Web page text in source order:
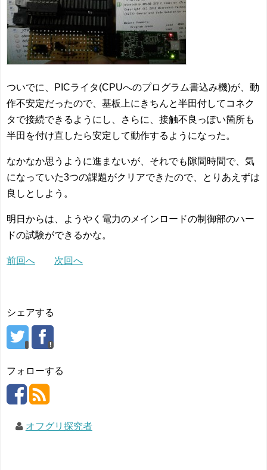
ついでに、PICライタ(CPUへのプログラム書込み機)が、動
作不安定だったので、基板上にきちんと半田付してコネク
タで接続できるようにし、さらに、接触不良っぽい箇所も
半田を付け直したら安定して動作するようになった。
なかなか思うように進まないが、それでも隙間時間で、気
になっていた3つの課題がクリアできたので、とりあえずは
良しとしよう。
明日からは、ようやく電力のメインロードの制御部のハー
ドの試験ができるかな。
前回へ 次回へ
シェアする
フォローする
オフグリ探究者